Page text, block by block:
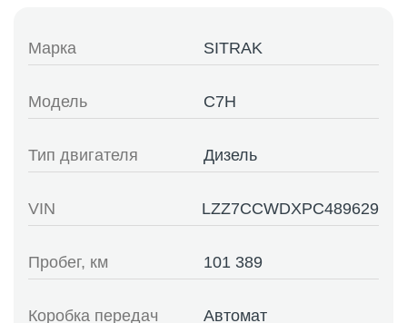
Марка SITRAK
Модель C7H
Тип двигателя Дизель
VIN LZZ7CCWDXPC489629
Пробег, км 101 389
Коробка передач Автомат